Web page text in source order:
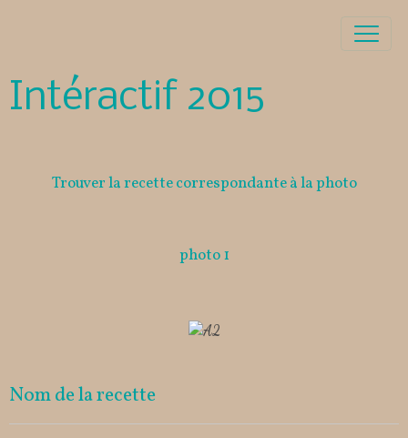
Intéractif 2015
Trouver la recette correspondante à la photo
photo 1
Nom de la recette